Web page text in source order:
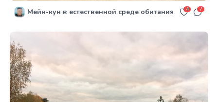
Мейн-кун в естественной среде обитания 4 7